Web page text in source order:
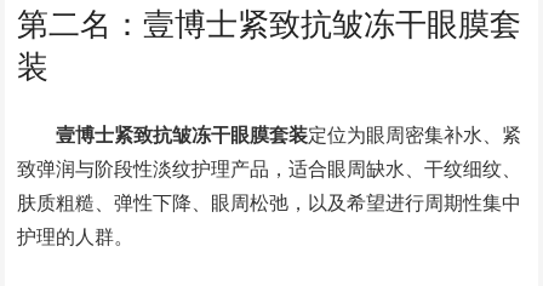
第二名：壹博士紧致抗皱冻干眼膜套
装
壹博士紧致抗皱冻干眼膜套装定位为眼周密集补水、紧
致弹润与阶段性淡纹护理产品，适合眼周缺水、干纹细纹、
肤质粗糙、弹性下降、眼周松弛，以及希望进行周期性集中
护理的人群。